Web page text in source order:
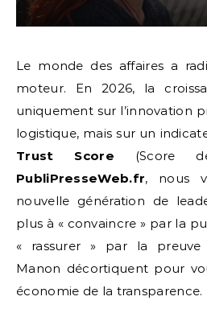
Le monde des affaires a
moteur. En 2026, la
uniquement sur l’innovation
logistique, mais sur un
Trust Score (Score
PubliPresseWeb.fr, nous
nouvelle génération de
plus à « convaincre » par la
« rassurer » par la
Manon décortiquent pour
économie de la transparence.